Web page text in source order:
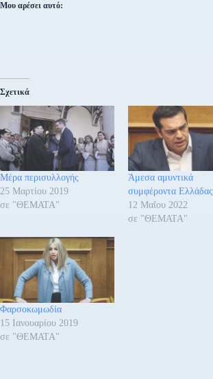
Μου αρέσει αυτό:
Σχετικά
Μέρα περισυλλογής
25 Μαρτίου 2019
σε "ΘΕΜΑΤΑ"
Άμεσα αμυντικά
συμφέροντα Ελλάδας
12 Μαΐου 2022
σε "ΘΕΜΑΤΑ"
Φαρσοκωμωδία
15 Ιανουαρίου 2019
σε "ΘΕΜΑΤΑ"